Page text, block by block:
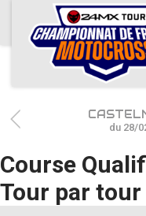
ACCUEIL
ACTUS
CALENDRIER
RÉSULTATS
PHOTOS / WEB
CHAMPIONNAT
du 28/
Course
Tour par tour